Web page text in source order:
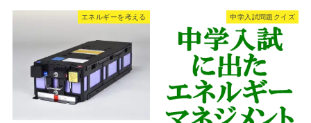
エネルギーを考える 中学入試問題クイズ